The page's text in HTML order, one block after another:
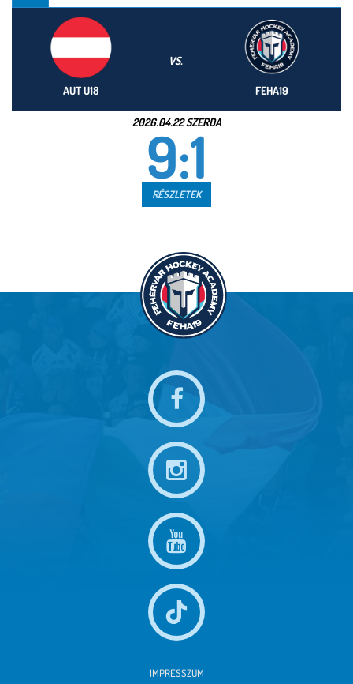
AUT U18
VS.
FEHA19
2026.04.22 SZERDA
9:1
RÉSZLETEK
IMPRESSZUM